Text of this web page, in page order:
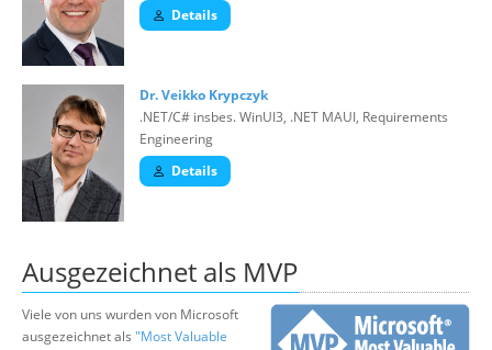
Details
Dr. Veikko Krypczyk
.NET/C# insbes. WinUI3, .NET MAUI, Requirements
Engineering
Details
Ausgezeichnet als MVP
Viele von uns wurden von Microsoft
ausgezeichnet als "Most Valuable